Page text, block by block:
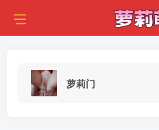
萝莉门